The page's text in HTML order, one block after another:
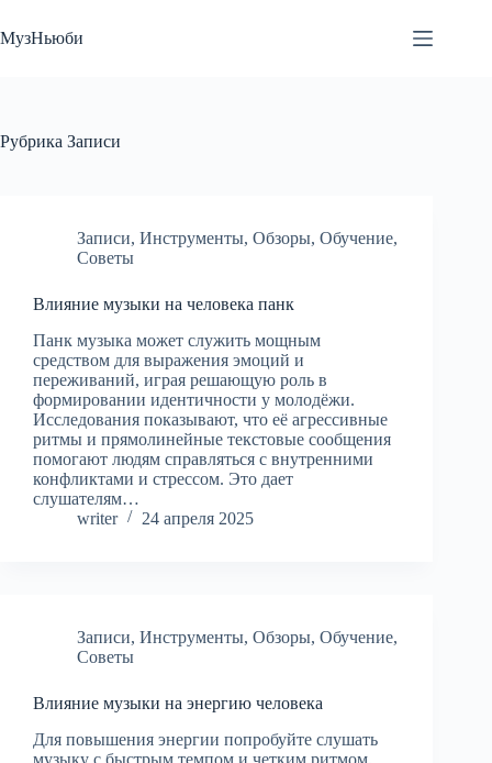
к
сути
МузНьюби
Рубрика Записи
Записи, Инструменты, Обзоры, Обучение,
Советы
Влияние музыки на человека панк
Панк музыка может служить мощным
средством для выражения эмоций и
переживаний, играя решающую роль в
формировании идентичности у молодёжи.
Исследования показывают, что её агрессивные
ритмы и прямолинейные текстовые сообщения
помогают людям справляться с внутренними
конфликтами и стрессом. Это дает
слушателям…
writer
24 апреля 2025
Записи, Инструменты, Обзоры, Обучение,
Советы
Влияние музыки на энергию человека
Для повышения энергии попробуйте слушать
музыку с быстрым темпом и четким ритмом.